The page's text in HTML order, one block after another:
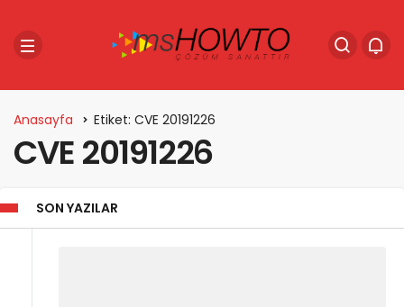
Anasayfa Etiket: CVE 20191226
CVE 20191226
SON YAZILAR